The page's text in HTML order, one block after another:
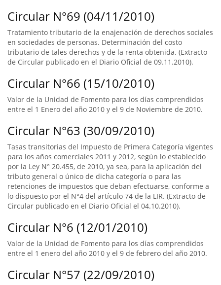
Circular N°69 (04/11/2010)
Tratamiento tributario de la enajenación de derechos sociales
en sociedades de personas. Determinación del costo
tributario de tales derechos y de la renta obtenida. (Extracto
de Circular publicado en el Diario Oficial de 09.11.2010).
Circular N°66 (15/10/2010)
Valor de la Unidad de Fomento para los días comprendidos
entre el 1 Enero del año 2010 y el 9 de Noviembre de 2010.
Circular N°63 (30/09/2010)
Tasas transitorias del Impuesto de Primera Categoría vigentes
para los años comerciales 2011 y 2012, según lo establecido
por la Ley N° 20.455, de 2010, ya sea, para la aplicación del
tributo general o único de dicha categoría o para las
retenciones de impuestos que deban efectuarse, conforme a
lo dispuesto por el N°4 del artículo 74 de la LIR. (Extracto de
Circular publicado en el Diario Oficial el 04.10.2010).
Circular N°6 (12/01/2010)
Valor de la Unidad de Fomento para los días comprendidos
entre el 1 enero del año 2010 y el 9 de febrero del año 2010.
Circular N°57 (22/09/2010)